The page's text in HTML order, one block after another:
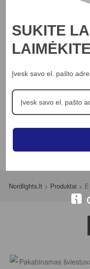
Nordlights.lt > Produktai >
SUKITE
LAIMĖKITE
Įvesk savo el. pašto